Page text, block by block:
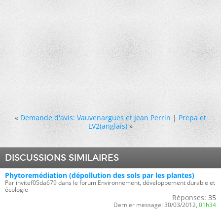
« Demande d'avis: Vauvenargues et Jean Perrin|Prepa et
LV2(anglais) »
DISCUSSIONS SIMILAIRES
Phytoremédiation (dépollution des sols par les plantes)
Par invitef05da679 dans le forum Environnement, développement durable et
écologie
Réponses: 35
Dernier message: 30/03/2012, 01h34